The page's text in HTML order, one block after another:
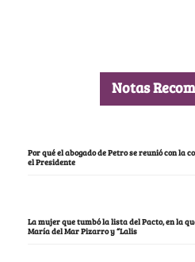
Notas
Por qué el abogado de Petro se reunió con la
el Presidente
La mujer que tumbó la lista del Pacto, en la
María del Mar Pizarro y “Lalis